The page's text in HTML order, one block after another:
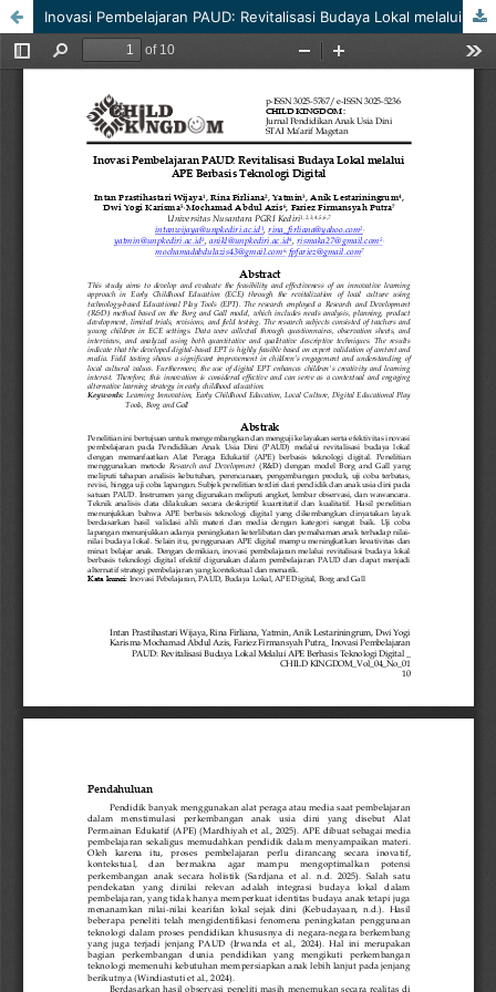
Inovasi Pembelajaran PAUD: Revitalisasi Budaya Lokal melalui APE Berbasis Teknologi Digital